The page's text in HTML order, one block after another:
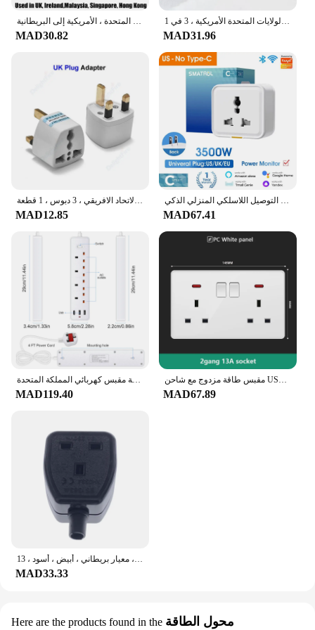
مقبس الطاقة شاحن محول التوصيل ، محول السفر العالمي ، المملكة المتحدة ، الاتحاد الأفريقي ، الولايات المتحدة ، الأمريكية إلى البريطانية ، SG ، بلدي ، نوع G ، الأوروبي ، الاتحاد الأوروبي إلى المملكة المتحدة ، 10A
MAD30.82
مهايئ مقبس لاسلكي صغير نحيف ، قابل للدوران بالدرجات ، محول قابس أوروبي ، متعدد المكونات ، تمديد الولايات المتحدة الأمريكية ، 3 في 1
MAD31.96
عالمي المملكة المتحدة التوصيل محول ، مقبس الطاقة ، منفذ كهربائي ، السفر البريطاني ، الولايات المتحدة الأمريكية ، الاتحاد الأوروبي ، الأوروبي ، الاتحاد الافريقي ، 3 دبوس ، 1 قطعة
MAD12.85
مقبس التوصيل اللاسلكي المنزلي الذكي Tuya ، تحويل عالمي ، شاشة طاقة ، مؤقت ، المملكة المتحدة ، الاتحاد الأوروبي ، الولايات المتحدة ، السفر ، 16A
MAD67.41
قطاع الطاقة مقبس كهربائي المملكة المتحدة MY SG مع 3USB TypeC PD30W 13A 2500W الزائد حماية تمديد كابل 1.2 متر مآخذ كهربائية
MAD119.40
مقبس طاقة مزدوج مع شاحن USB ، مقبس حائط ، قابس من النوع C ، شحن سريع ، عالمي ، معيار المملكة المتحدة ، المملكة المتحدة ، العاصمة 5 فولت ، 3.1A ، 18W ، 13A
MAD67.89
محول طاقة مقبس أنثوي في المملكة المتحدة ، سلك طاقة قابل للفصل ، موصل كابل ، معيار بريطاني ، أبيض ، أسود ، 13A ، 47 V
MAD33.33
Here are the products found in the محول الطاقة